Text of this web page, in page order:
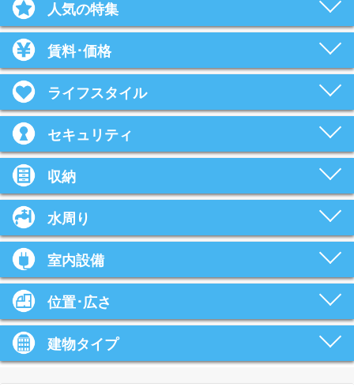
人気の特集
賃料･価格
ライフスタイル
セキュリティ
収納
水周り
室内設備
位置･広さ
建物タイプ